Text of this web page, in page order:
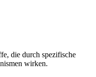
die durch spezifische
wirken.